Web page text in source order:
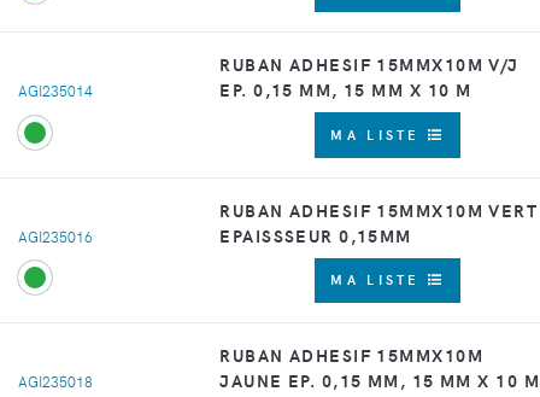
AGI235014
RUBAN ADHESIF 15MMX10M V/J
EP. 0,15 MM, 15 MM X 10 M
MA LISTE
AGI235016
RUBAN ADHESIF 15MMX10M VERT
EPAISSSEUR 0,15MM
MA LISTE
AGI235018
RUBAN ADHESIF 15MMX10M
JAUNE EP. 0,15 MM, 15 MM X 10 M